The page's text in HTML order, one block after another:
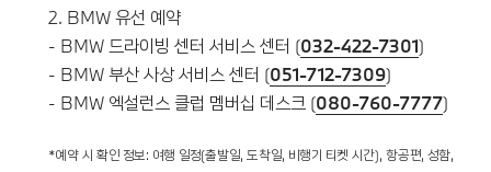
2. BMW 유선 예약
- BMW 드라이빙 센터 서비스 센터 (032-422-7301)
- BMW 부산 사상 서비스 센터 (051-712-7309)
- BMW 엑설런스 클럽 멤버십 데스크 (080-760-7777)
*예약 시 확인 정보: 여행 일정(출발일, 도착일, 비행기 티켓 시간), 항공편, 성함,